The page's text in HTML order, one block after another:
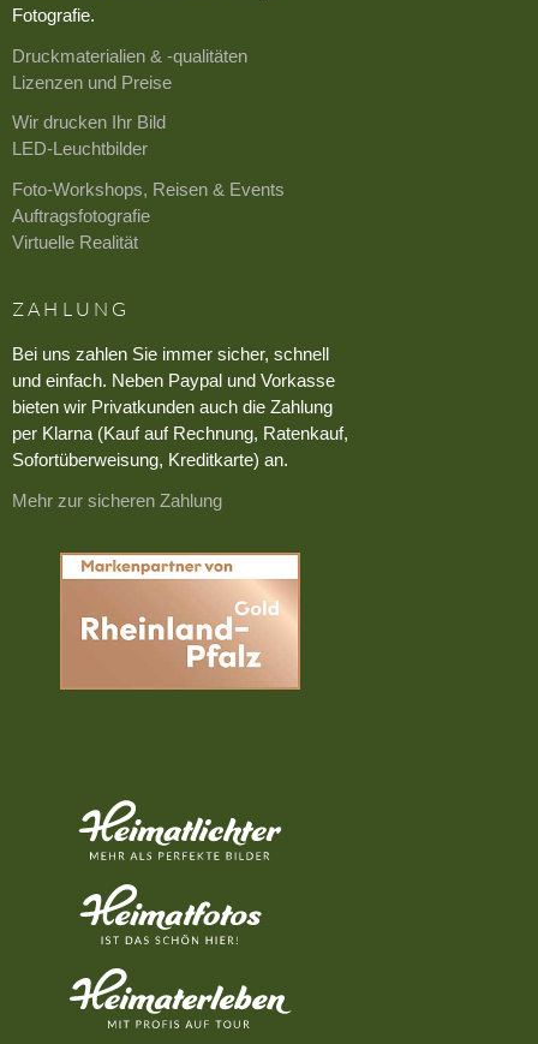
Fotografie.
Druckmaterialien & -qualitäten
Lizenzen und Preise
Wir drucken Ihr Bild
LED-Leuchtbilder
Foto-Workshops, Reisen & Events
Auftragsfotografie
Virtuelle Realität
ZAHLUNG
Bei uns zahlen Sie immer sicher, schnell
und einfach. Neben Paypal und Vorkasse
bieten wir Privatkunden auch die Zahlung
per Klarna (Kauf auf Rechnung, Ratenkauf,
Sofortüberweisung, Kreditkarte) an.
Mehr zur sicheren Zahlung